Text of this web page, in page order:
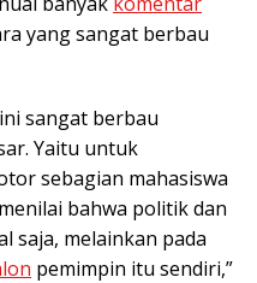
yang sangat berbau
sangat berbau
Yaitu untuk
sebagian mahasiswa
bahwa politik dan
saja, melainkan pada
pemimpin itu sendiri,”